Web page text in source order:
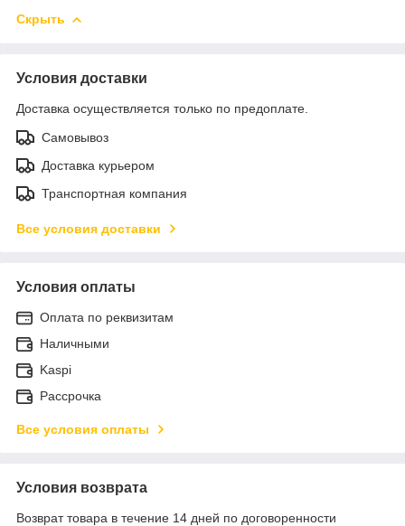
Скрыть
Условия доставки
Доставка осуществляется только по предоплате.
Самовывоз
Доставка курьером
Транспортная компания
Все условия доставки
Условия оплаты
Оплата по реквизитам
Наличными
Kaspi
Рассрочка
Все условия оплаты
Условия возврата
Возврат товара в течение 14 дней по договоренности